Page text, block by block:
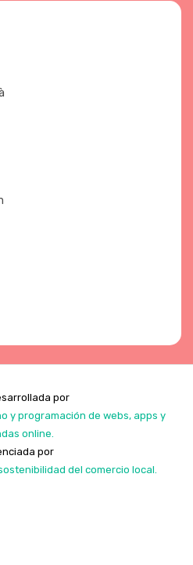
por
y programación de webs, apps y
online.
por
del comercio local.